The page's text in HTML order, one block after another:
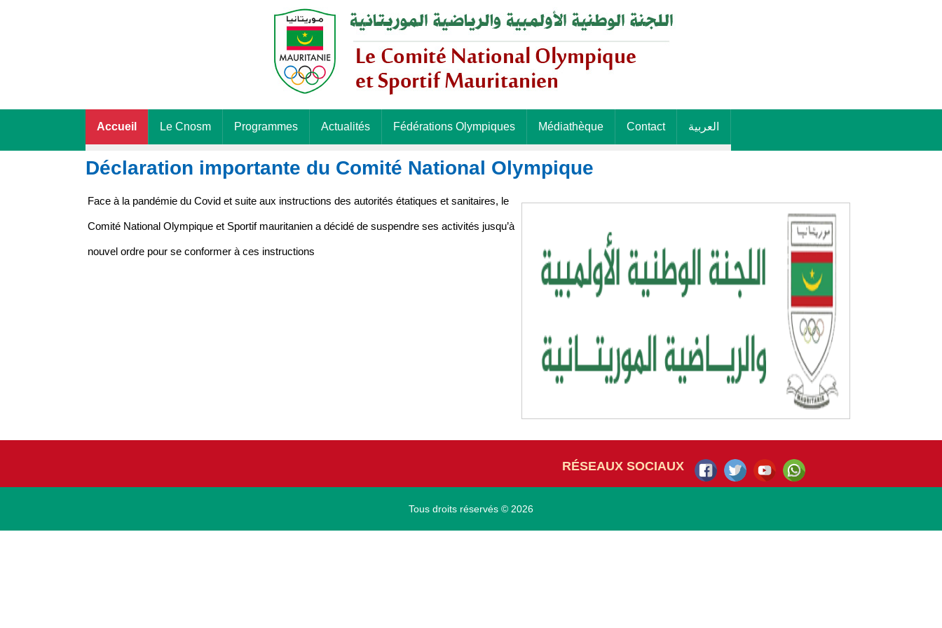
Accueil Le Cnosm Programmes Actualités Fédérations Olympiques Médiathèque Contact العربية
Déclaration importante du Comité National Olympique
Face à la pandémie du Covid et suite aux instructions des autorités étatiques et sanitaires, le
Comité National Olympique et Sportif mauritanien a décidé de suspendre ses activités jusqu’à
nouvel ordre pour se conformer à ces instructions
RÉSEAUX SOCIAUX
Tous droits réservés © 2026